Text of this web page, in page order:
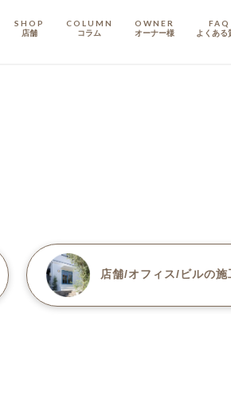
SHOP
店舗
COLUMN
コラム
OWNER
オーナー様
FAQ
よくある
店舗/オフィス/ビルの施